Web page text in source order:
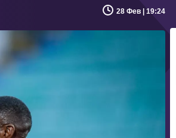
28 Фев | 19:24